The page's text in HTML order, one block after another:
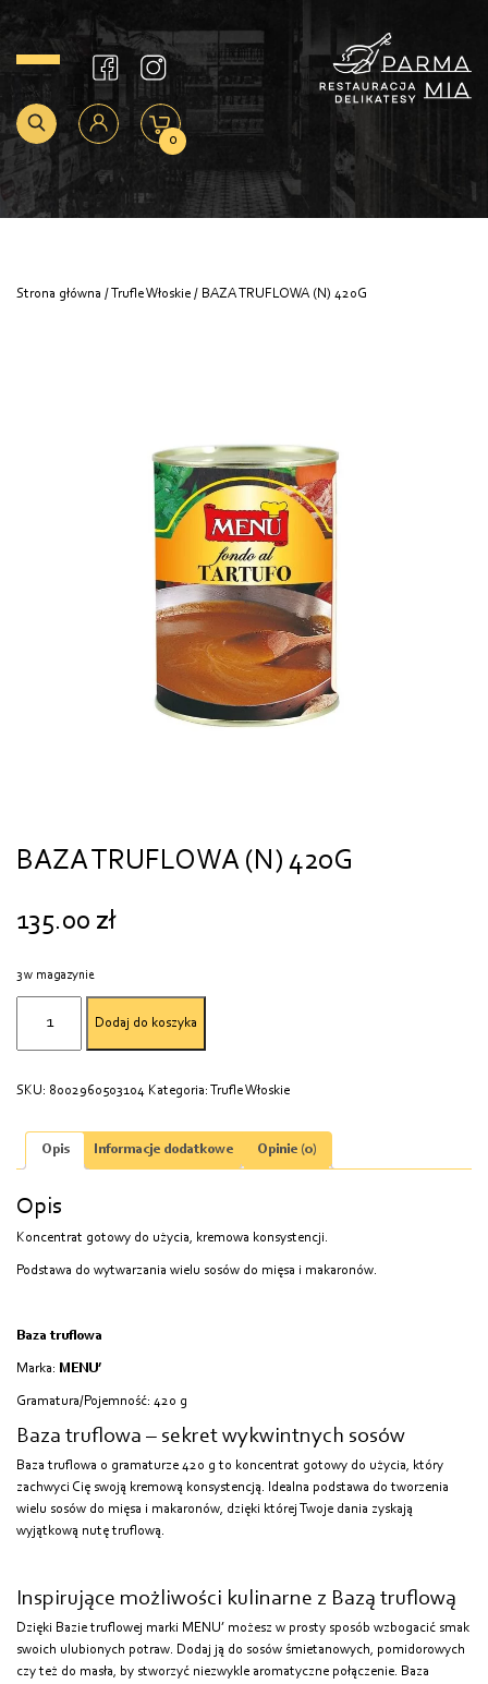
0
Strona główna /Trufle Włoskie / BAZA TRUFLOWA (N) 420G
BAZA TRUFLOWA (N) 420G
135.00 zł
3 w magazynie
BAZA
TRUFLOWA
420G
Dodaj do koszyka
SKU: 8002960503104 Kategoria: Trufle Włoskie
Opis Informacje dodatkowe Opinie (0)
Opis
Koncentrat gotowy do użycia, kremowa konsystencji.
Podstawa do wytwarzania wielu sosów do mięsa i makaronów.
Baza truflowa
Marka: MENU’
Gramatura/Pojemność: 420 g
Baza truflowa – sekret wykwintnych sosów
Baza truflowa o gramaturze 420 g to koncentrat gotowy do użycia, który
zachwyci Cię swoją kremową konsystencją. Idealna podstawa do tworzenia
wielu sosów do mięsa i makaronów, dzięki której Twoje dania zyskają
wyjątkową nutę truflową.
Inspirujące możliwości kulinarne z Bazą truflową
Dzięki Bazie truflowej marki MENU’ możesz w prosty sposób wzbogacić smak
swoich ulubionych potraw. Dodaj ją do sosów śmietanowych, pomidorowych
czy też do masła, by stworzyć niezwykle aromatyczne połączenie. Baza